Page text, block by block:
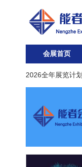
会展首页
2026全年展览计划